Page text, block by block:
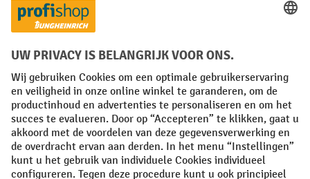
Facebook
YouTube
LinkedInInstagram
Algemene leveringsvoorwaarden Copyright
Privacyverklaring Privacy Instellingen
All prices excl. VAT plusshipping costs and possible delivery charges,
if not stated otherwise.